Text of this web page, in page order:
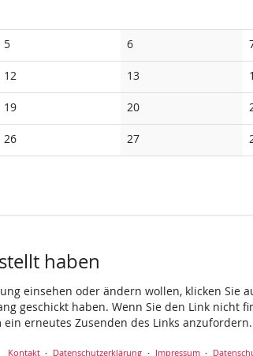
5Keine
Veranstaltungen
6Keine
Veranstaltungen
12
Veranstaltungen
13Keine
Veranstaltungen
19Keine
Veranstaltungen
20Keine
Veranstaltungen
26Keine
Veranstaltungen
27Keine
Veranstaltungen
haben
einsehen oder ändern wollen, klicken Sie
geschickt haben. Wenn Sie den Link nicht
erneutes Zusenden des Links anzufordern.
Kontakt Datenschutzerklärung Impressum